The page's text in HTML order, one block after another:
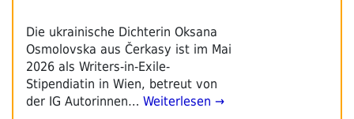
Die ukrainische Dichterin Oksana
Osmolovska aus Čerkasy ist im Mai
2026 als Writers-in-Exile-
Stipendiatin in Wien, betreut von
der IG Autorinnen… Weiterlesen →